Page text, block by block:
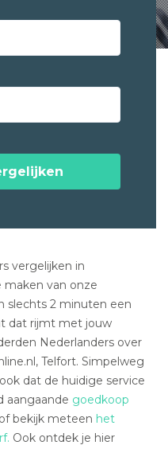
vergelijken in
van onze
slechts 2 minuten een
dat rijmt met jouw
Nederlanders over
Telfort. Simpelweg
dat de huidige service
aangaande goedkoop
of bekijk meteen het
Ook ontdek je hier